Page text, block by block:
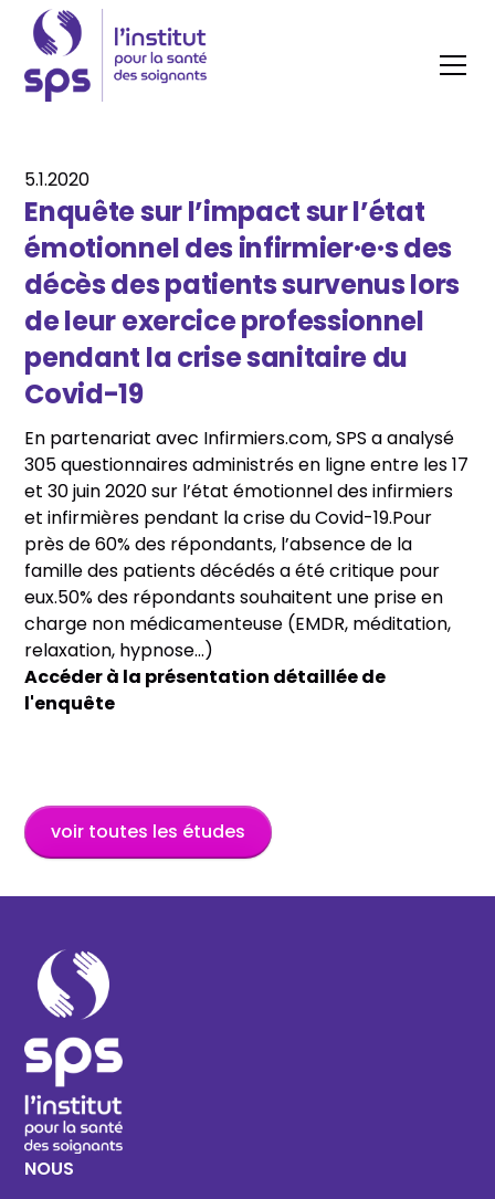
5.1.2020
Enquête sur l’impact sur l’état
émotionnel des infirmier·e·s des
décès des patients survenus lors
de leur exercice professionnel
pendant la crise sanitaire du
Covid-19
En partenariat avec Infirmiers.com, SPS a analysé
305 questionnaires administrés en ligne entre les 17
et 30 juin 2020 sur l’état émotionnel des infirmiers
et infirmières pendant la crise du Covid-19.Pour
près de 60% des répondants, l’absence de la
famille des patients décédés a été critique pour
eux.50% des répondants souhaitent une prise en
charge non médicamenteuse (EMDR, méditation,
relaxation, hypnose…)
Accéder à la présentation détaillée de
l'enquête
voir toutes les études
NOUS